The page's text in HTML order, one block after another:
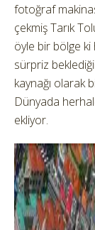
fotoğraf
çekmiş Tarık
öyle bir bölge
sürpriz
kaynağı olarak
Dünyada
ekliyor.